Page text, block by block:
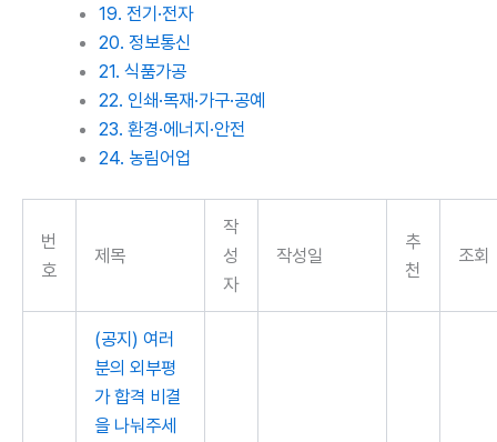
19. 전기·전자
20. 정보통신
21. 식품가공
22. 인쇄·목재·가구·공예
23. 환경·에너지·안전
24. 농림어업
번
호
제목
작
성
자
작성일
추
천
조회
(공지) 여러
분의 외부평
가 합격 비결
을 나눠주세